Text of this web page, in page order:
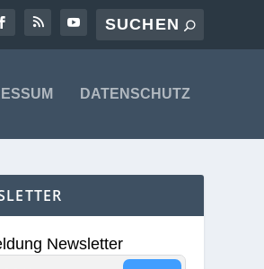
DATENSCHUTZ
Newsletter